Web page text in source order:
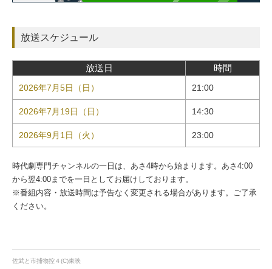
放送スケジュール
放送日 時間
2026年7月5日（日） 21:00
2026年7月19日（日） 14:30
2026年9月1日（火） 23:00
時代劇専門チャンネルの一日は、あさ4時から始まります。あさ4:00
から翌4:00までを一日としてお届けしております。
※番組内容・放送時間は予告なく変更される場合があります。ご了承
ください。
佐武と市捕物控４(C)東映